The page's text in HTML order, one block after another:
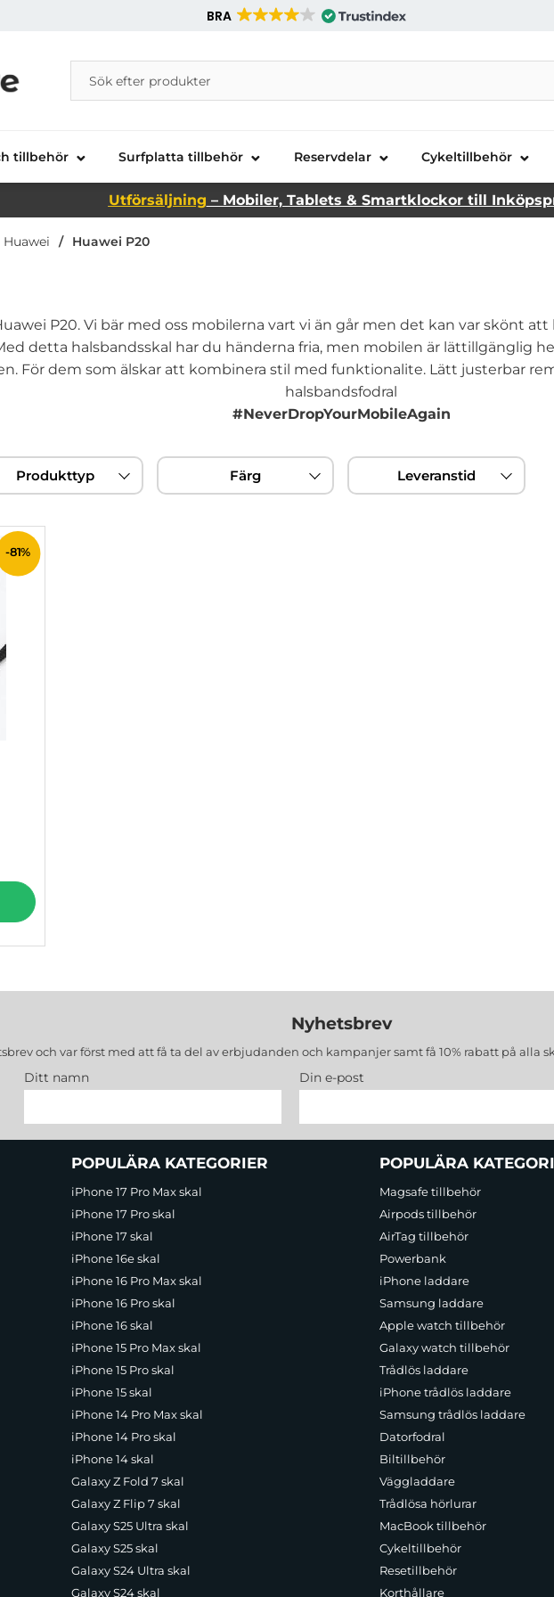
BRA
Telecom AB
Sök
Sök på Danira Telecom AB
tillbehör Surfplatta tillbehör Reservdelar Cykeltillbehör
Utförsäljning – Mobiler, Tablets & Smartklockor till
Huawei Huawei P20
P20. Vi bär med oss mobilerna vart vi än går men det kan var skönt
detta halsbandsskal har du händerna fria, men mobilen är lättillgänglig
För dem som älskar att kombinera stil med funktionalite. Lätt justerbar
halsbandsfodral
#NeverDropYourMobileAgain
Produkttyp Färg Leveranstid
-81%
Nyhetsbrev
och var först med att få ta del av erbjudanden och kampanjer samt få 10% rabatt på alla
Ditt namn Din e-post
länkarPOPULÄRA KATEGORIER
iPhone 17 Pro Max skal
iPhone 17 Pro skal
iPhone 17 skal
iPhone 16e skal
iPhone 16 Pro Max skal
iPhone 16 Pro skal
iPhone 16 skal
iPhone 15 Pro Max skal
iPhone 15 Pro skal
iPhone 15 skal
iPhone 14 Pro Max skal
iPhone 14 Pro skal
iPhone 14 skal
Galaxy Z Fold 7 skal
Galaxy Z Flip 7 skal
Galaxy S25 Ultra skal
Galaxy S25 skal
Galaxy S24 Ultra skal
Galaxy S24 skal
POPULÄRA
Magsafe tillbehör
Airpods tillbehör
AirTag tillbehör
Powerbank
iPhone laddare
Samsung laddare
Apple watch tillbehör
Galaxy watch tillbehör
Trådlös laddare
iPhone trådlös laddare
Samsung trådlös laddare
Datorfodral
Biltillbehör
Väggladdare
Trådlösa hörlurar
MacBook tillbehör
Cykeltillbehör
Resetillbehör
Korthållare